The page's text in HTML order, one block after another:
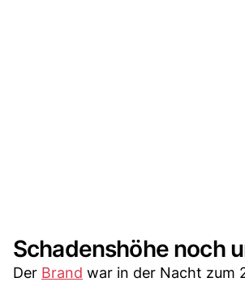
Schadenshöhe noch
Der Brand war in der Nacht zum